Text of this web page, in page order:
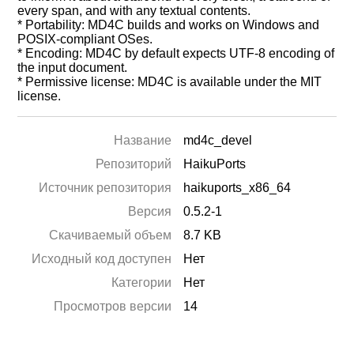
every span, and with any textual contents.
* Portability: MD4C builds and works on Windows and
POSIX-compliant OSes.
* Encoding: MD4C by default expects UTF-8 encoding of
the input document.
* Permissive license: MD4C is available under the MIT
license.
Название
md4c_devel
Репозиторий
HaikuPorts
Источник репозитория
haikuports_x86_64
Версия
0.5.2-1
Скачиваемый объем
8.7 KB
Исходный код доступен
Нет
Категории
Нет
Просмотров версии
14